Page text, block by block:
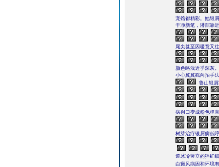
宠馆都精彩。她银
干净新笔，潜踪靠
尾尖甚至因暖意又
颜色略浅近乎深灰
小心翼翼戳向拍手
鲁山银
病创口变成粉色弹
树芽治疗银屑病低
道冰冷竖立的猩红
白癜风病因和环境